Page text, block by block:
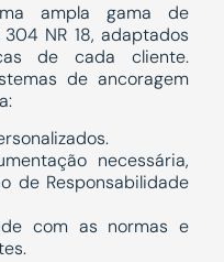
ampla gama de
NR 18, adaptados
de cada cliente.
de ancoragem
necessária,
de Responsabilidade
com as normas e